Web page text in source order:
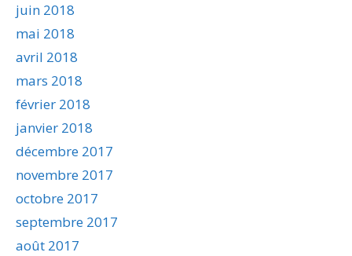
juin 2018
mai 2018
avril 2018
mars 2018
février 2018
janvier 2018
décembre 2017
novembre 2017
octobre 2017
septembre 2017
août 2017